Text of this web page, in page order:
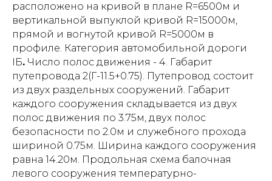
расположено на кривой в плане R=6500м и
вертикальной выпуклой кривой R=15000м,
прямой и вогнутой кривой R=5000м в
профиле. Категория автомобильной дороги
IБ. Число полос движения - 4. Габарит
путепровода 2(Г-11.5+0.75). Путепровод состоит
из двух раздельных сооружений. Габарит
каждого сооружения складывается из двух
полос движения по 3.75м, двух полос
безопасности по 2.0м и служебного прохода
шириной 0.75м. Ширина каждого сооружения
равна 14.20м. Продольная схема балочная
левого сооружения температурно-